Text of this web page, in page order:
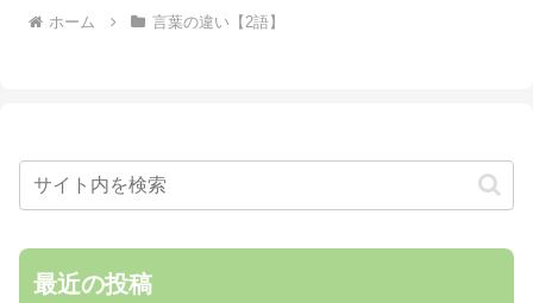
ホーム 言葉の違い【2語】
最近の投稿